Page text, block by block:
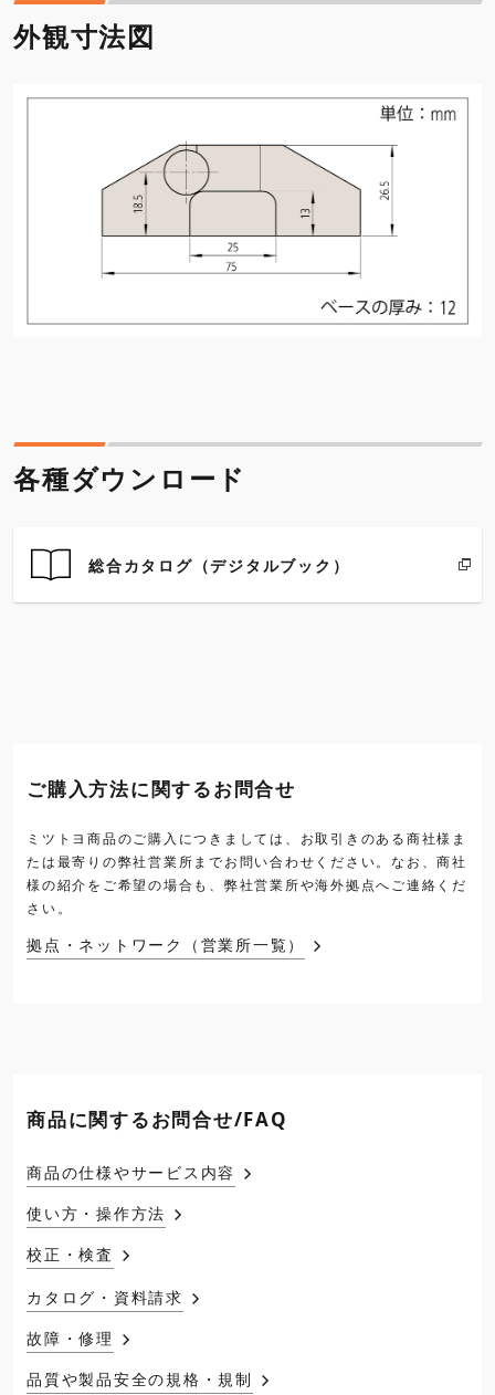
外観寸法図
各種ダウンロード
総合カタログ（デジタルブック）
ご購入方法に関するお問合せ
ミツトヨ商品のご購入につきましては、お取引きのある商社様ま
たは最寄りの弊社営業所までお問い合わせください。なお、商社
様の紹介をご希望の場合も、弊社営業所や海外拠点へご連絡くだ
さい。
拠点・ネットワーク（営業所一覧）
商品に関するお問合せ/FAQ
商品の仕様やサービス内容
使い方・操作方法
校正・検査
カタログ・資料請求
故障・修理
品質や製品安全の規格・規制